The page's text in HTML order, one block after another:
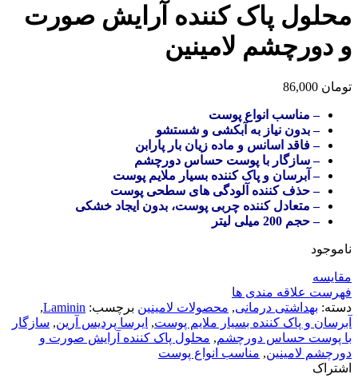
محلول پاک کننده آرایش صورت
و دورچشم لامینین
تومان
– مناسب انواع پوست
– بدون نیاز به آبکشی و شستشو
– فاقد اسانس و ماده زیان بار پارابن
– سازگار با پوست حساس دورچشم
– آبرسان و پاک کننده بسیار ملایم پوست
– حذف کننده آلودگی های سطحی پوست
– متعادل کننده چربی پوست، بدون ایجاد خشکی
– حجم 200 میلی لیتر
ناموجود
مقایسه
فهرست علاقه مندی ها
دسته: بهداشتی درمانی, محصولات لامینین برچسب: Laminin
,
آبرسان و پاک کننده بسیار ملایم پوست, ایرسا پردیس آرین, سازگار
با پوست حساس دورچشم, محلول پاک کننده آرایش صورت و
دورچشم لامینین, مناسب انواع پوست
اشتراک